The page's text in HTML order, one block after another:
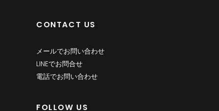
CONTACT US
メールでお問い合わせ
LINEでお問合せ
電話でお問い合わせ
FOLLOW US